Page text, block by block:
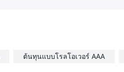
ต้นทุนแบบโรลโอเวอร์ AAA